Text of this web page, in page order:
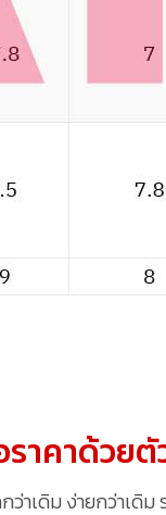
าคาด้วยตั
าเดิม ง่ายกว่าเดิม